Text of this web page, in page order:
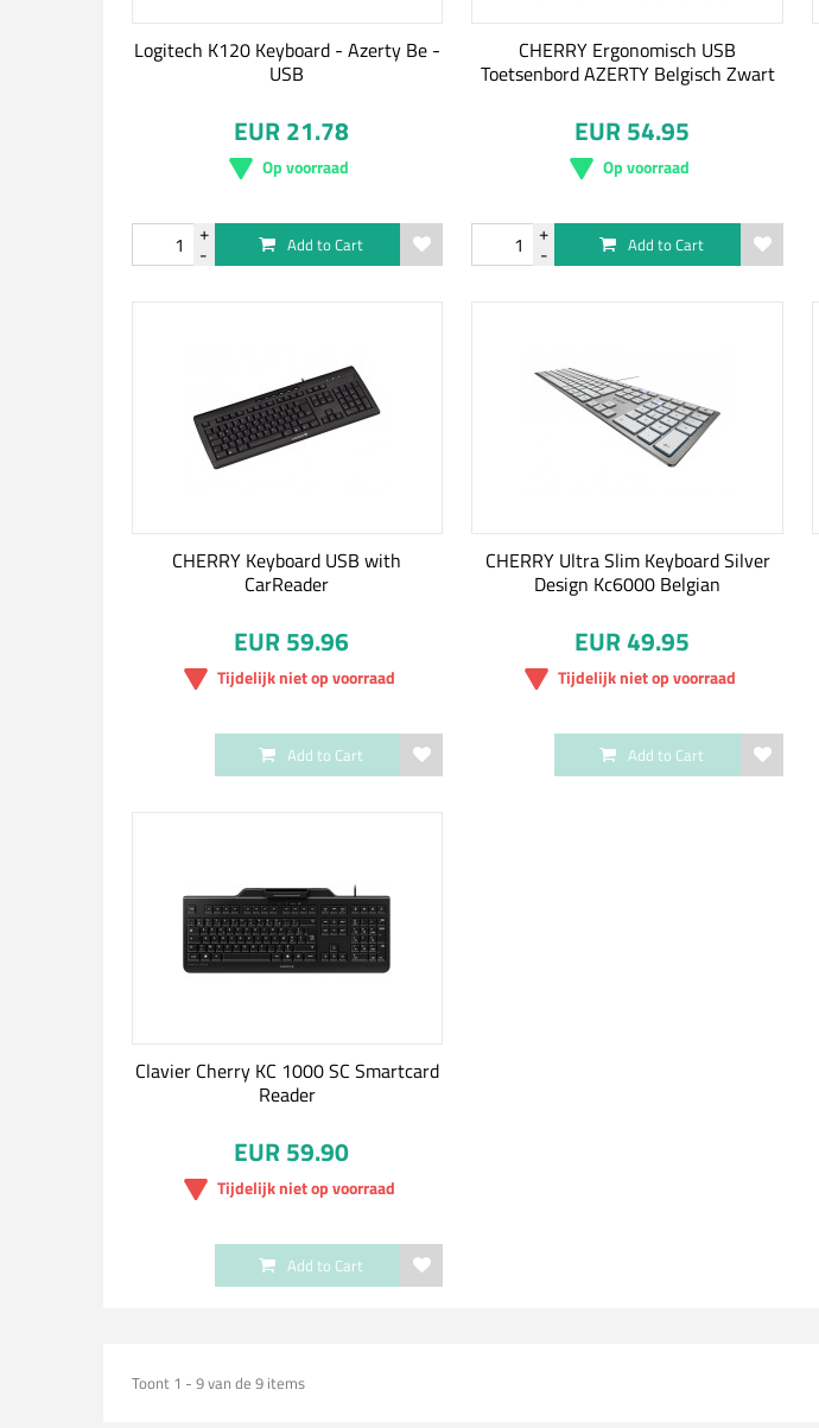
Logitech K120 Keyboard - Azerty Be -
USB
EUR 21.78
Op voorraad
Add to Cart
CHERRY Ergonomisch USB
Toetsenbord AZERTY Belgisch Zwart
EUR 54.95
Op voorraad
Add to Cart
CHERRY Keyboard USB with
CarReader
EUR 59.96
Tijdelijk niet op voorraad
Add to Cart
CHERRY Ultra Slim Keyboard Silver
Design Kc6000 Belgian
EUR 49.95
Tijdelijk niet op voorraad
Add to Cart
Clavier Cherry KC 1000 SC Smartcard
Reader
EUR 59.90
Tijdelijk niet op voorraad
Add to Cart
Toont 1 - 9 van de 9 items